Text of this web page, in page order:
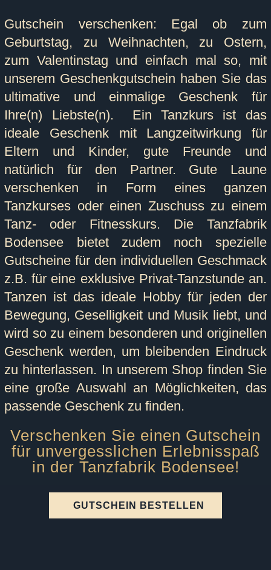
Gutschein verschenken: Egal ob zum
Geburtstag, zu Weihnachten, zu Ostern,
zum Valentinstag und einfach mal so, mit
unserem Geschenkgutschein haben Sie das
ultimative und einmalige Geschenk für
Ihre(n) Liebste(n). Ein Tanzkurs ist das
ideale Geschenk mit Langzeitwirkung für
Eltern und Kinder, gute Freunde und
natürlich für den Partner. Gute Laune
verschenken in Form eines ganzen
Tanzkurses oder einen Zuschuss zu einem
Tanz- oder Fitnesskurs. Die Tanzfabrik
Bodensee bietet zudem noch spezielle
Gutscheine für den individuellen Geschmack
z.B. für eine exklusive Privat-Tanzstunde an.
Tanzen ist das ideale Hobby für jeden der
Bewegung, Geselligkeit und Musik liebt, und
wird so zu einem besonderen und originellen
Geschenk werden, um bleibenden Eindruck
zu hinterlassen. In unserem Shop finden Sie
eine große Auswahl an Möglichkeiten, das
passende Geschenk zu finden.
Verschenken Sie einen Gutschein
für unvergesslichen Erlebnisspaß
in der Tanzfabrik Bodensee!
GUTSCHEIN BESTELLEN